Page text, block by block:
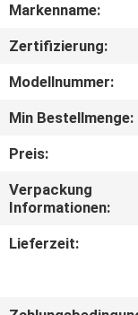
AUSFLUG
TRETEN
SIE
MIT
Markenname:
Zertifizierung:
Modellnummer:
Min Bestellmenge:
Preis:
Verpackung
Informationen:
Lieferzeit: